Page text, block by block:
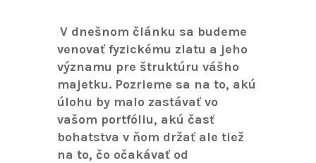
V dnešnom článku sa budeme
venovať fyzickému zlatu a jeho
významu pre štruktúru vášho
majetku. Pozrieme sa na to, akú
úlohu by malo zastávať vo
vašom portfóliu, akú časť
bohatstva v ňom držať ale tiež
na to, čo očakávať od